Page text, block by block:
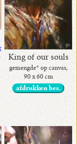
King of our souls
gemengde* op canvas,
90 x 60 cm
afdrukken bes.